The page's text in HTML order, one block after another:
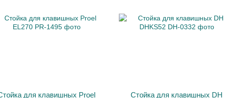
для клавишных Proel
Стойка для клавишных DH